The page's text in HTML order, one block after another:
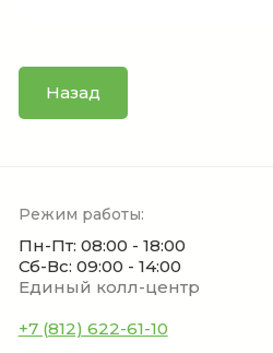
Назад
Режим работы:
Пн-Пт: 08:00 - 18:00
Сб-Вс: 09:00 - 14:00
Единый колл-центр
+7 (812) 622-61-10